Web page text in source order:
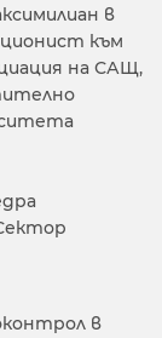
в
към
на САЩ,
в